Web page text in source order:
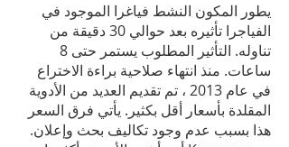
يطور المكون النشط فياغرا الموجود في
الفياجرا تأثيره بعد حوالي 30 دقيقة من
تناوله. التأثير المطلوب يستمر حتى 8
ساعات. منذ انتهاء صلاحية براءة الاختراع
في عام 2013 ، تم تقديم العديد من الأدوية
المقلدة بأسعار أقل بكثير. يأتي فرق السعر
هذا بسبب عدم وجود تكاليف بحث وإعلان.